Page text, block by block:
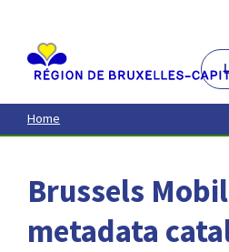
contenu
principal
Home
Brussels
metadata